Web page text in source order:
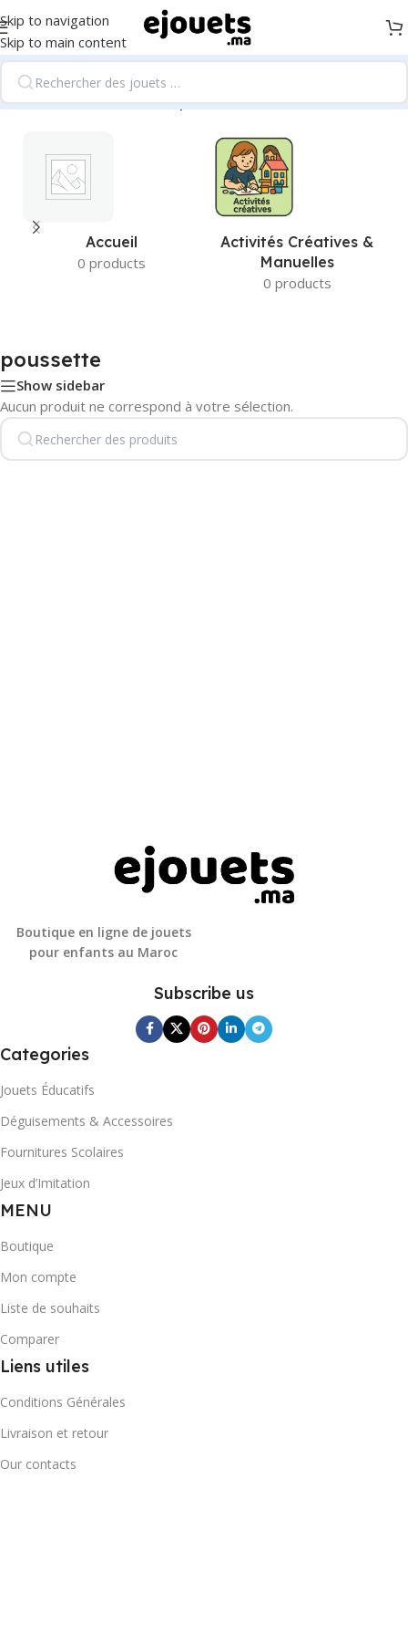
Skip to navigation
Skip to main content
Accueil/Produits identifiés “poussette”
Accueil
0 products
Activités Créatives &
Manuelles
0 products
poussette
Show sidebar
Aucun produit ne correspond à votre sélection.
Boutique en ligne de jouets
pour enfants au Maroc
Subscribe us
Categories
Jouets Éducatifs
Déguisements & Accessoires
Fournitures Scolaires
Jeux d’Imitation
MENU
Boutique
Mon compte
Liste de souhaits
Comparer
Liens utiles
Conditions Générales
Livraison et retour
Our contacts